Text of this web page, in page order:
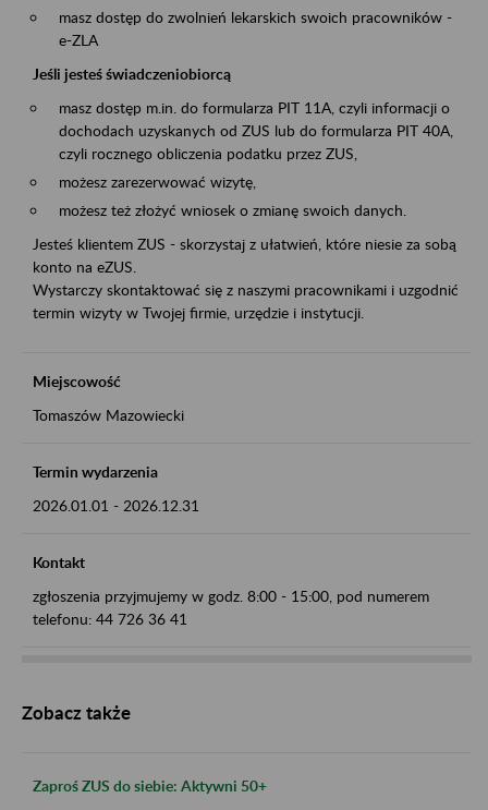
masz dostęp do zwolnień lekarskich swoich pracowników -
e-ZLA
Jeśli jesteś świadczeniobiorcą
masz dostęp m.in. do formularza PIT 11A, czyli informacji o
dochodach uzyskanych od ZUS lub do formularza PIT 40A,
czyli rocznego obliczenia podatku przez ZUS,
możesz zarezerwować wizytę,
możesz też złożyć wniosek o zmianę swoich danych.
Jesteś klientem ZUS - skorzystaj z ułatwień, które niesie za sobą
konto na eZUS.
Wystarczy skontaktować się z naszymi pracownikami i uzgodnić
termin wizyty w Twojej firmie, urzędzie i instytucji.
Miejscowość
Tomaszów Mazowiecki
Termin wydarzenia
2026.01.01 - 2026.12.31
Kontakt
zgłoszenia przyjmujemy w godz. 8:00 - 15:00, pod numerem
telefonu: 44 726 36 41
Zobacz także
Zaproś ZUS do siebie: Aktywni 50+